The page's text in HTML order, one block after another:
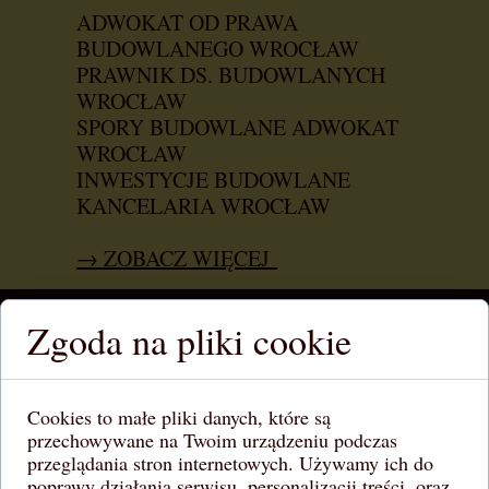
ADWOKAT OD PRAWA
BUDOWLANEGO WROCŁAW
PRAWNIK DS. BUDOWLANYCH
WROCŁAW
SPORY BUDOWLANE ADWOKAT
WROCŁAW
INWESTYCJE BUDOWLANE
KANCELARIA WROCŁAW
→ ZOBACZ WIĘCEJ
Zgoda na pliki cookie
Cookies to małe pliki danych, które są
przechowywane na Twoim urządzeniu podczas
przeglądania stron internetowych. Używamy ich do